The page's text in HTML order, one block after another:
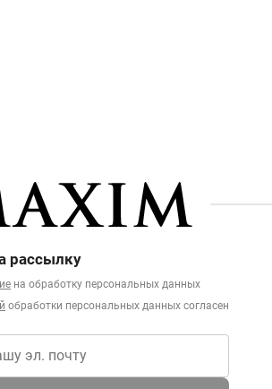
рассылку
на обработку персональных данных
обработки персональных данных согласен